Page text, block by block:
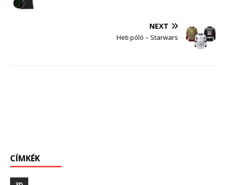
NEXT
Heti póló – Starwars
CÍMKÉK